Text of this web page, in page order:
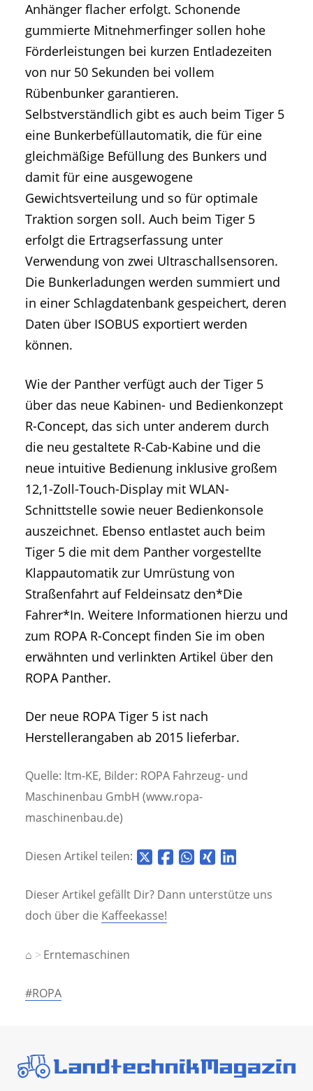
Anhänger flacher erfolgt. Schonende
gummierte Mitnehmerfinger sollen hohe
Förderleistungen bei kurzen Entladezeiten
von nur 50 Sekunden bei vollem
Rübenbunker garantieren.
Selbstverständlich gibt es auch beim Tiger 5
eine Bunkerbefüllautomatik, die für eine
gleichmäßige Befüllung des Bunkers und
damit für eine ausgewogene
Gewichtsverteilung und so für optimale
Traktion sorgen soll. Auch beim Tiger 5
erfolgt die Ertragserfassung unter
Verwendung von zwei Ultraschallsensoren.
Die Bunkerladungen werden summiert und
in einer Schlagdatenbank gespeichert, deren
Daten über ISOBUS exportiert werden
können.
Wie der Panther verfügt auch der Tiger 5
über das neue Kabinen- und Bedienkonzept
R-Concept, das sich unter anderem durch
die neu gestaltete R-Cab-Kabine und die
neue intuitive Bedienung inklusive großem
12,1-Zoll-Touch-Display mit WLAN-
Schnittstelle sowie neuer Bedienkonsole
auszeichnet. Ebenso entlastet auch beim
Tiger 5 die mit dem Panther vorgestellte
Klappautomatik zur Umrüstung von
Straßenfahrt auf Feldeinsatz den*Die
Fahrer*In. Weitere Informationen hierzu und
zum ROPA R-Concept finden Sie im oben
erwähnten und verlinkten Artikel über den
ROPA Panther.
Der neue ROPA Tiger 5 ist nach
Herstellerangaben ab 2015 lieferbar.
Quelle: ltm-KE, Bilder: ROPA Fahrzeug- und
Maschinenbau GmbH (www.ropa-
maschinenbau.de)
Diesen Artikel teilen:
Dieser Artikel gefällt Dir? Dann unterstütze uns
doch über die Kaffeekasse!
⌂ Erntemaschinen
#ROPA